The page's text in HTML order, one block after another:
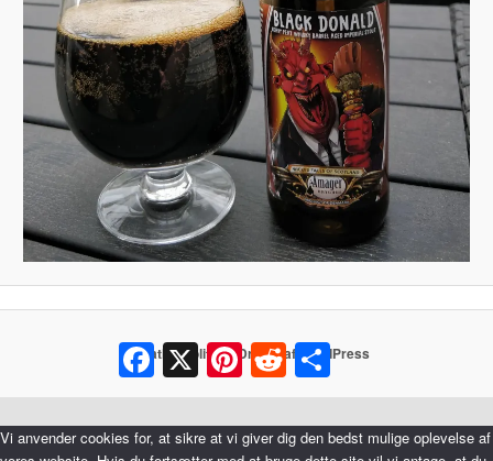
Privatlivspolitik Drevet af WordPress
Facebook
X PinterestReddit Share
Vi anvender cookies for, at sikre at vi giver dig den bedst mulige oplevelse af